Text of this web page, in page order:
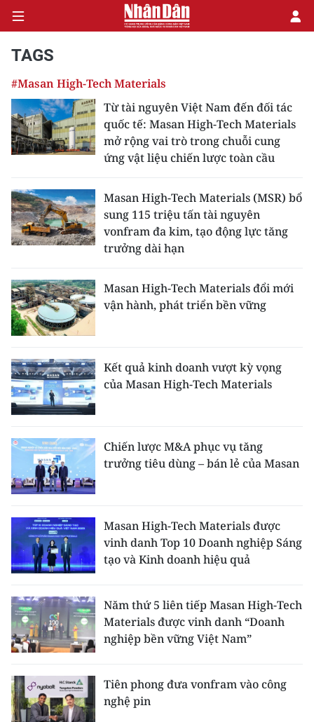
CHÍNH TRỊ
KINH TẾ
XÃ HỘI
PHÁP LUẬT
THẾ GIỚI
THỂ THAO
GIÁO DỤC
Y TẾ
MÔI TRƯỜNG
KIỂM CHỨNG THÔNG TIN
TRI THỨC CHUYÊN SÂU
54 DÂN TỘC VIỆT NAM
CHƯƠNG TRÌNH OCOP - MỖI XÃ
MỘT SẢN PHẨM
RADIO
TAGS
#Masan High-Tech Materials
Từ tài nguyên Việt Nam đến đối tác
quốc tế: Masan High-Tech Materials
mở rộng vai trò trong chuỗi cung
ứng vật liệu chiến lược toàn cầu
Masan High-Tech Materials (MSR) bổ
sung 115 triệu tấn tài nguyên
vonfram đa kim, tạo động lực tăng
trưởng dài hạn
Masan High-Tech Materials đổi mới
vận hành, phát triển bền vững
Kết quả kinh doanh vượt kỳ vọng
của Masan High-Tech Materials
Chiến lược M&A phục vụ tăng
trưởng tiêu dùng – bán lẻ của Masan
Masan High-Tech Materials được
vinh danh Top 10 Doanh nghiệp Sáng
tạo và Kinh doanh hiệu quả
Năm thứ 5 liên tiếp Masan High-Tech
Materials được vinh danh “Doanh
nghiệp bền vững Việt Nam”
Tiên phong đưa vonfram vào công
nghệ pin